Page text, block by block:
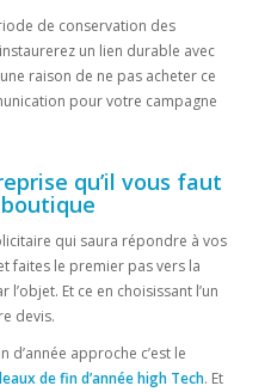
de conservation des
un lien durable avec
raison de ne pas acheter ce
pour votre campagne
qu’il vous faut
qui saura répondre à vos
faites le premier pas vers la
Et ce en choisissant l’un
devis.
approche c’est le
de fin d’année high Tech. Et